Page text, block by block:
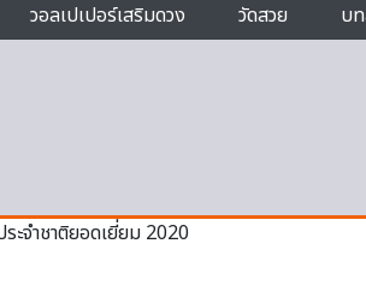
วอลเปเปอร์เสริมดวง วัดสวย บ